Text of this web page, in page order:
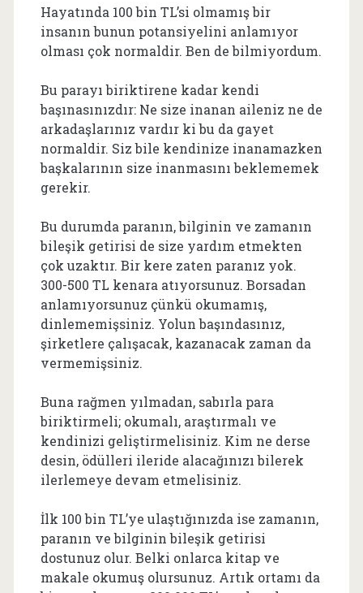
Hayatında 100 bin TL’si olmamış bir
insanın bunun potansiyelini anlamıyor
olması çok normaldir. Ben de bilmiyordum.
Bu parayı biriktirene kadar kendi
başınasınızdır: Ne size inanan aileniz ne de
arkadaşlarınız vardır ki bu da gayet
normaldir. Siz bile kendinize inanamazken
başkalarının size inanmasını beklememek
gerekir.
Bu durumda paranın, bilginin ve zamanın
bileşik getirisi de size yardım etmekten
çok uzaktır. Bir kere zaten paranız yok.
300-500 TL kenara atıyorsunuz. Borsadan
anlamıyorsunuz çünkü okumamış,
dinlememişsiniz. Yolun başındasınız,
şirketlere çalışacak, kazanacak zaman da
vermemişsiniz.
Buna rağmen yılmadan, sabırla para
biriktirmeli; okumalı, araştırmalı ve
kendinizi geliştirmelisiniz. Kim ne derse
desin, ödülleri ileride alacağınızı bilerek
ilerlemeye devam etmelisiniz.
İlk 100 bin TL’ye ulaştığınızda ise zamanın,
paranın ve bilginin bileşik getirisi
dostunuz olur. Belki onlarca kitap ve
makale okumuş olursunuz. Artık ortamı da